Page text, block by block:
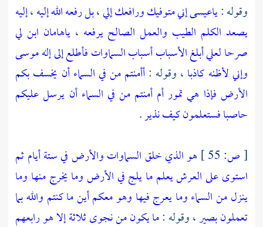
وقوله :ياعيسى إني متوفيك ورافعك إلي،بل رفعه الله إليه،إليه
يصعد الكلم الطيب والعمل الصالح يرفعه ،ياهامان ابن لي
صرحا لعلي أبلغ الأسباب أسباب السماوات فأطلع إلى إله موسى
وإني لأظنه كاذبا ، وقوله :أأمنتم من في السماء أن يخسف بكم
الأرض فإذا هي تمور أم أمنتم من في السماء أن يرسل عليكم
حاصبا فستعلمون كيف نذير.
[ص:
هو الذي خلق السماوات والأرض في ستة أيام ثم
استوى على العرش يعلم ما يلج في الأرض وما يخرج منها وما
ينزل من السماء وما يعرج فيها وهو معكم أين ما كنتم والله بما
تعملون بصير، وقوله :ما يكون من نجوى ثلاثة إلا هو رابعهم